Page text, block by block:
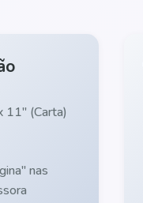
11" (Carta)
nas